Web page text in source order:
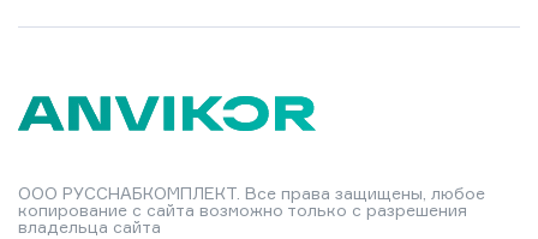
ООО РУССНАБКОМПЛЕКТ. Все права защищены, любое
копирование с сайта возможно только с разрешения
владельца сайта